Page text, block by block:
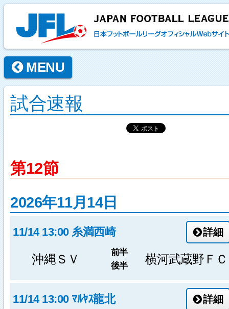
MENU
試合速報
第12節
2026年11月14日
11/14 13:00 糸満西崎 詳細
沖縄ＳＶ 前半 横河武蔵野ＦＣ
後半
11/14 13:00 ﾏﾙﾔｽ龍北 詳細